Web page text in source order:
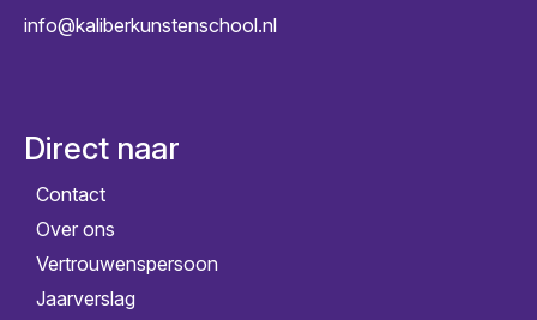
info@kaliberkunstenschool.nl
Direct naar
Contact
Over ons
Vertrouwenspersoon
Jaarverslag